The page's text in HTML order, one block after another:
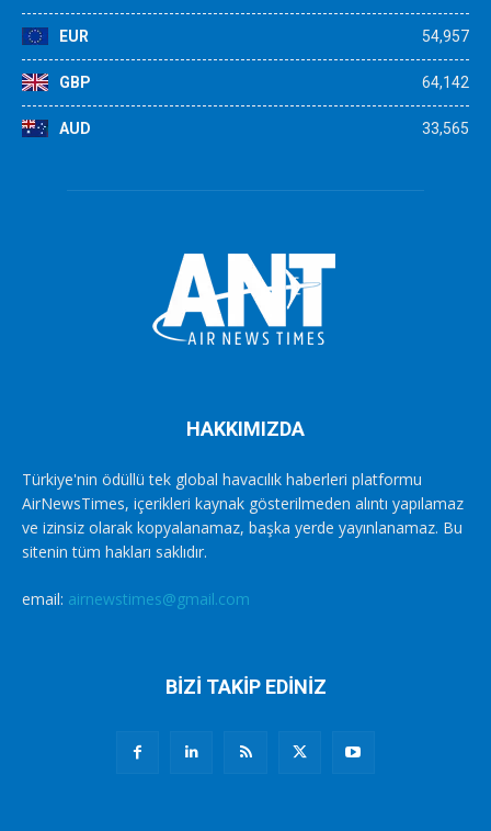
EUR 54,957
GBP 64,142
AUD 33,565
HAKKIMIZDA
Türkiye'nin ödüllü tek global havacılık haberleri platformu
AirNewsTimes, içerikleri kaynak gösterilmeden alıntı yapılamaz
ve izinsiz olarak kopyalanamaz, başka yerde yayınlanamaz. Bu
sitenin tüm hakları saklıdır.
email: airnewstimes@gmail.com
BİZİ TAKİP EDİNİZ